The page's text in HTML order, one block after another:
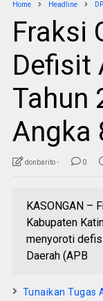
Home Headline
Fraksi
Defisit
Tahun
Angka
donbarito - 0
KASONGAN –
Kabupaten
menyoroti
Daerah (APB
Tunaikan Tugas